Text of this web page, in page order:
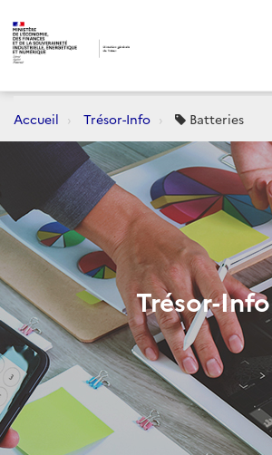
Accueil Trésor-Info Batteries
Trésor-Info